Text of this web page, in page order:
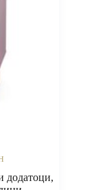
додатоци,